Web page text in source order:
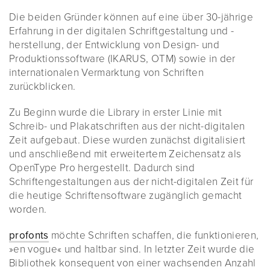
Die beiden Gründer können auf eine über 30-jährige
Erfahrung in der digitalen Schriftgestaltung und -
herstellung, der Entwicklung von Design- und
Produktionssoftware (IKARUS, OTM) sowie in der
internationalen Vermarktung von Schriften
zurückblicken.
Zu Beginn wurde die Library in erster Linie mit
Schreib- und Plakatschriften aus der nicht-digitalen
Zeit aufgebaut. Diese wurden zunächst digitalisiert
und anschließend mit erweitertem Zeichensatz als
OpenType Pro hergestellt. Dadurch sind
Schriftengestaltungen aus der nicht-digitalen Zeit für
die heutige Schriftensoftware zugänglich gemacht
worden.
profonts möchte Schriften schaffen, die funktionieren,
»en vogue« und haltbar sind. In letzter Zeit wurde die
Bibliothek konsequent von einer wachsenden Anzahl